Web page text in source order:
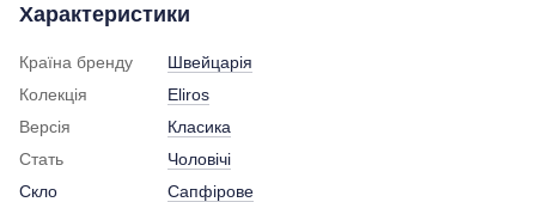
Характеристики
Країна бренду
Швейцарія
Колекція
Eliros
Версія
Класика
Стать
Чоловічі
Скло
Сапфірове